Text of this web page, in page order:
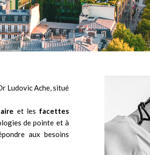
Ludovic Ache, situé
et les facettes
de pointe et à
aux besoins